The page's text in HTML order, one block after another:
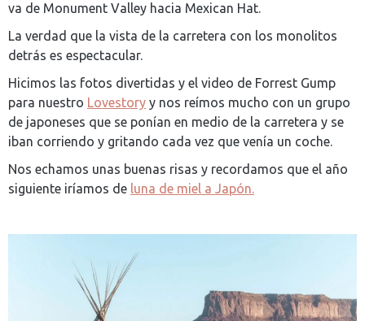
va de Monument Valley hacia Mexican Hat.
La verdad que la vista de la carretera con los monolitos
detrás es espectacular.
Hicimos las fotos divertidas y el video de Forrest Gump
para nuestro Lovestory y nos reímos mucho con un grupo
de japoneses que se ponían en medio de la carretera y se
iban corriendo y gritando cada vez que venía un coche.
Nos echamos unas buenas risas y recordamos que el año
siguiente iríamos de luna de miel a Japón.